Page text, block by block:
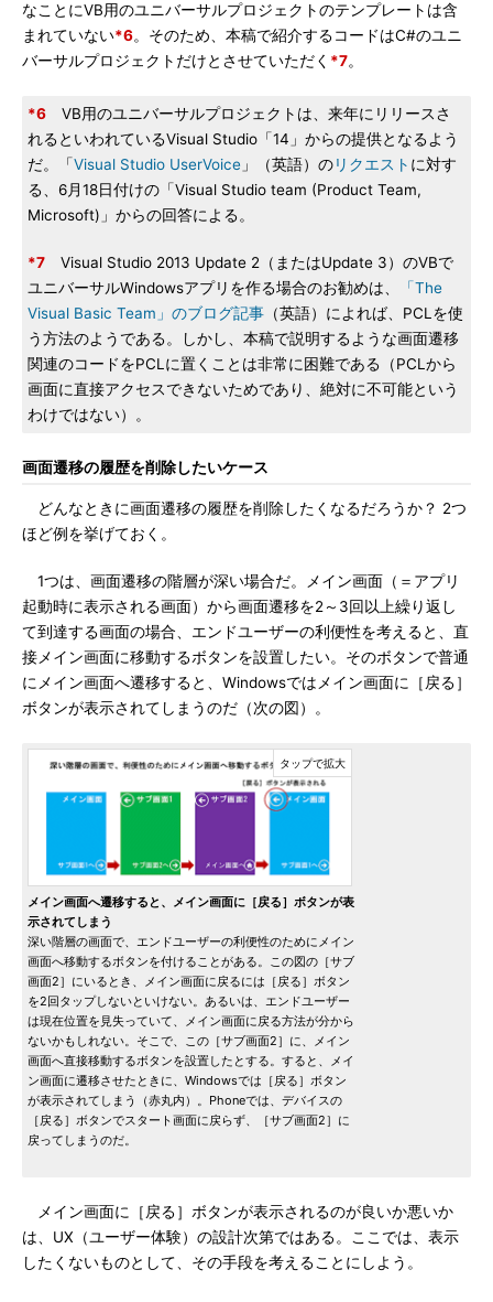
なことにVB用のユニバーサルプロジェクトのテンプレートは含
まれていない*6。そのため、本稿で紹介するコードはC#のユニ
バーサルプロジェクトだけとさせていただく *7。
*6 VB用のユニバーサルプロジェクトは、来年にリリースさ
れるといわれているVisual Studio「14」からの提供となるよう
だ。「Visual Studio UserVoice 」（英語）のリクエスト に対す
る、6月18日付けの「Visual Studio team (Product Team,
Microsoft)」からの回答による。
*7 Visual Studio 2013 Update 2（またはUpdate 3）のVBで
ユニバーサルWindowsアプリを作る場合のお勧めは、
「The
Visual Basic Team」のブログ記事 （英語）によれば、PCLを使
う方法のようである。しかし、本稿で説明するような画面遷移
関連のコードをPCLに置くことは非常に困難である（PCLから
画面に直接アクセスできないためであり、絶対に不可能という
わけではない）。
画面遷移の履歴を削除したいケース
どんなときに画面遷移の履歴を削除したくなるだろうか？ 2つ
ほど例を挙げておく。
1つは、画面遷移の階層が深い場合だ。メイン画面（＝アプリ
起動時に表示される画面）から画面遷移を2～3回以上繰り返し
て到達する画面の場合、エンドユーザーの利便性を考えると、直
接メイン画面に移動するボタンを設置したい。そのボタンで普通
にメイン画面へ遷移すると、Windowsではメイン画面に［戻る］
ボタンが表示されてしまうのだ（次の図）。
メイン画面へ遷移すると、メイン画面に［戻る］ボタンが表
示されてしまう
深い階層の画面で、エンドユーザーの利便性のためにメイン
画面へ移動するボタンを付けることがある。この図の［サブ
画面2］にいるとき、メイン画面に戻るには［戻る］ボタン
を2回タップしないといけない。あるいは、エンドユーザー
は現在位置を見失っていて、メイン画面に戻る方法が分から
ないかもしれない。そこで、この［サブ画面2］に、メイン
画面へ直接移動するボタンを設置したとする。すると、メイ
ン画面に遷移させたときに、Windowsでは［戻る］ボタン
が表示されてしまう（赤丸内）。Phoneでは、デバイスの
［戻る］ボタンでスタート画面に戻らず、［サブ画面2］に
戻ってしまうのだ。
メイン画面に［戻る］ボタンが表示されるのが良いか悪いか
は、UX（ユーザー体験）の設計次第ではある。ここでは、表示
したくないものとして、その手段を考えることにしよう。